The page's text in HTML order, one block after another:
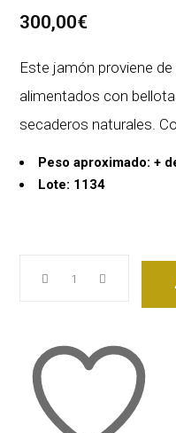
300,00€
Este jamón proviene
alimentados con
secaderos naturales.
Peso aproximado: +
Lote: 1134
JAMÓN
IBÉRICO
100%